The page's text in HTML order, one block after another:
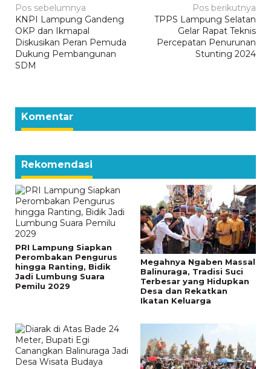
Navigasi
pos
Pos sebelumnya
KNPI Lampung Gandeng
OKP dan Ikmapal
Diskusikan Peran Pemuda
Dukung Pembangunan
SDM
Pos berikutnya
TPPS Lampung Selatan
Gelar Rapat Teknis
Percepatan Penurunan
Stunting 2024
Komentar
Rekomendasi
PRI Lampung Siapkan
Perombakan Pengurus
hingga Ranting, Bidik
Jadi Lumbung Suara
Pemilu 2029
Megahnya Ngaben Massal
Balinuraga, Tradisi Suci
Terbesar yang Hidupkan
Desa dan Rekatkan
Ikatan Keluarga